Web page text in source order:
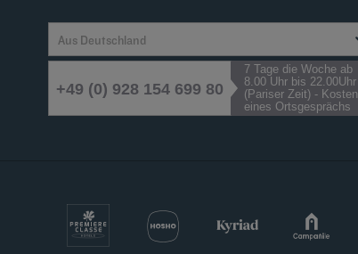
Aus Deutschland
+49 (0) 928 154 699 80
7 Tage die Woche ab
8.00 Uhr bis 22.00Uhr
(Pariser Zeit) - Kosten
eines Ortsgesprächs